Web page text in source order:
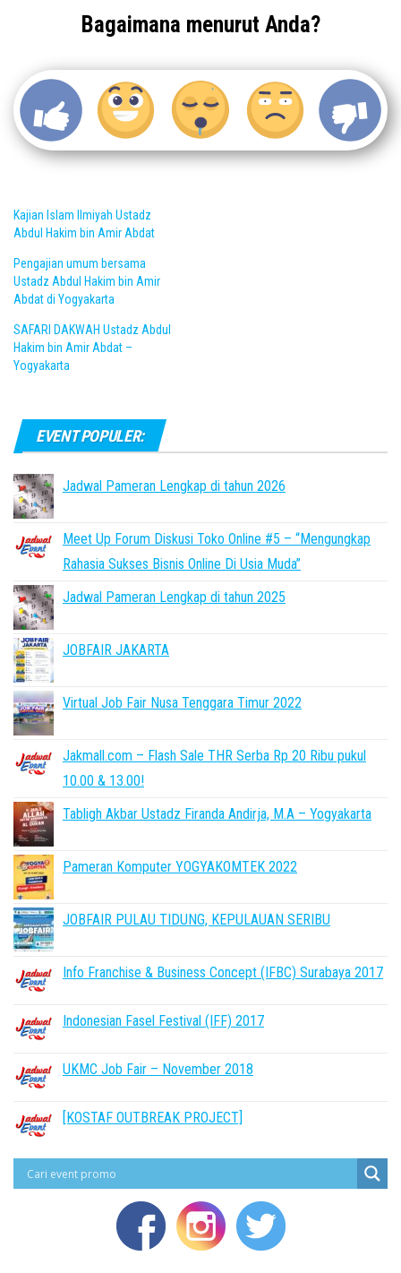
Bagaimana menurut Anda?
Kajian Islam Ilmiyah Ustadz
Abdul Hakim bin Amir Abdat
Pengajian umum bersama
Ustadz Abdul Hakim bin Amir
Abdat di Yogyakarta
SAFARI DAKWAH Ustadz Abdul
Hakim bin Amir Abdat –
Yogyakarta
EVENT POPULER:
Jadwal Pameran Lengkap di tahun 2026
Meet Up Forum Diskusi Toko Online #5 – “Mengungkap
Rahasia Sukses Bisnis Online Di Usia Muda”
Jadwal Pameran Lengkap di tahun 2025
JOBFAIR JAKARTA
Virtual Job Fair Nusa Tenggara Timur 2022
Jakmall.com – Flash Sale THR Serba Rp 20 Ribu pukul
10.00 & 13.00!
Tabligh Akbar Ustadz Firanda Andirja, M.A – Yogyakarta
Pameran Komputer YOGYAKOMTEK 2022
JOBFAIR PULAU TIDUNG, KEPULAUAN SERIBU
Info Franchise & Business Concept (IFBC) Surabaya 2017
Indonesian Fasel Festival (IFF) 2017
UKMC Job Fair – November 2018
[KOSTAF OUTBREAK PROJECT]